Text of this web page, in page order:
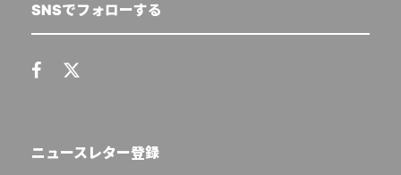
SNSでフォローする
ニュースレター登録